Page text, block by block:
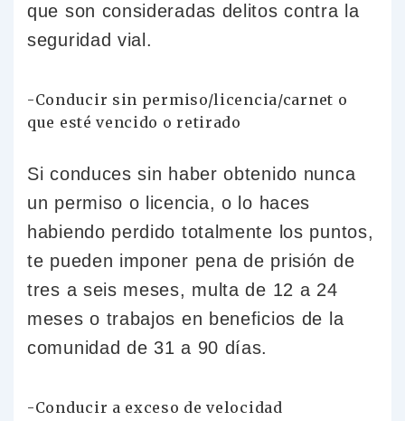
que son consideradas delitos contra la
seguridad vial.
-Conducir sin permiso/licencia/carnet o
que esté vencido o retirado
Si conduces sin haber obtenido nunca
un permiso o licencia, o lo haces
habiendo perdido totalmente los puntos,
te pueden imponer pena de prisión de
tres a seis meses, multa de 12 a 24
meses o trabajos en beneficios de la
comunidad de 31 a 90 días.
-Conducir a exceso de velocidad